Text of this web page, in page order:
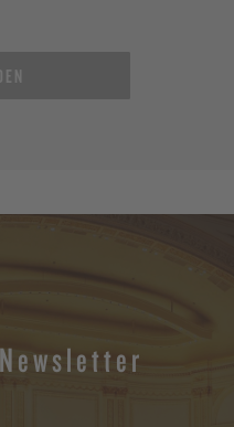
Newsletter